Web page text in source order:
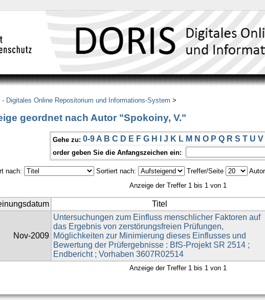
- Digitales Online Repositorium und Informations-System >
geordnet nach Autor "Spokoiny, V."
Gehe zu: 0-9 A B C D E F G H J K L M N O P Q R S T U V
order geben Sie die Anfangszeichen ein:
nach: Sortiert nach: Treffer/Seite
Anzeige der Treffer 1 bis 1 von 1
Titel
Nov-2009
Untersuchungen zum Einfluss menschlicher Faktoren auf
das Ergebnis von zerstörungsfreien Prüfungen,
Möglichkeiten zur Minimierung dieses Einflusses und
Bewertung der Prüfergebnisse : BfS-Projekt SR 2514 ;
Endbericht ; Vorhaben 3607R02514
Anzeige der Treffer 1 bis 1 von 1